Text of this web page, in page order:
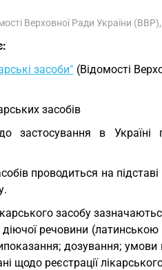
Верховної Ради України
засоби" (Відомості
засобів
застосування в Україні
проводиться на
засобу
діючої речовини
дозування;
щодо реєстрації